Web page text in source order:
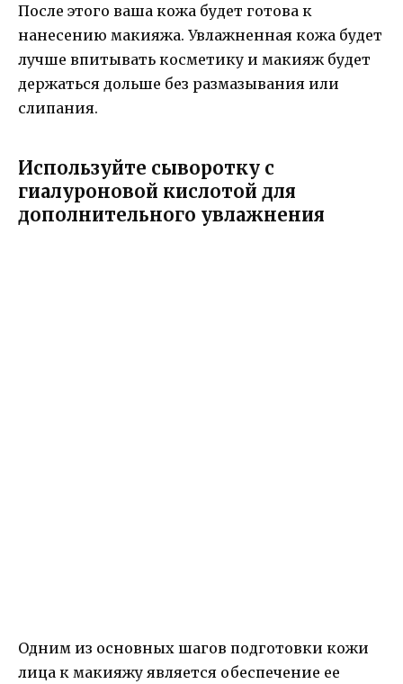
После этого ваша кожа будет готова к
нанесению макияжа. Увлажненная кожа будет
лучше впитывать косметику и макияж будет
держаться дольше без размазывания или
слипания.
Используйте сыворотку с
гиалуроновой кислотой для
дополнительного увлажнения
Одним из основных шагов подготовки кожи
лица к макияжу является обеспечение ее